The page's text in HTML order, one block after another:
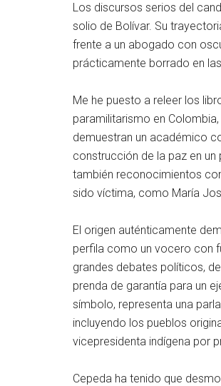
Los discursos serios del
solio de Bolívar. Su
frente a un abogado con
prácticamente borrado en
Me he puesto a releer los
paramilitarismo en
demuestran un académico
construcción de la paz en
también reconocimientos
sido víctima, como María
El origen auténticamente
perfila como un vocero con
grandes debates políticos,
prenda de garantía para un
símbolo, representa una
incluyendo los pueblos
vicepresidenta indígena por
Cepeda ha tenido que